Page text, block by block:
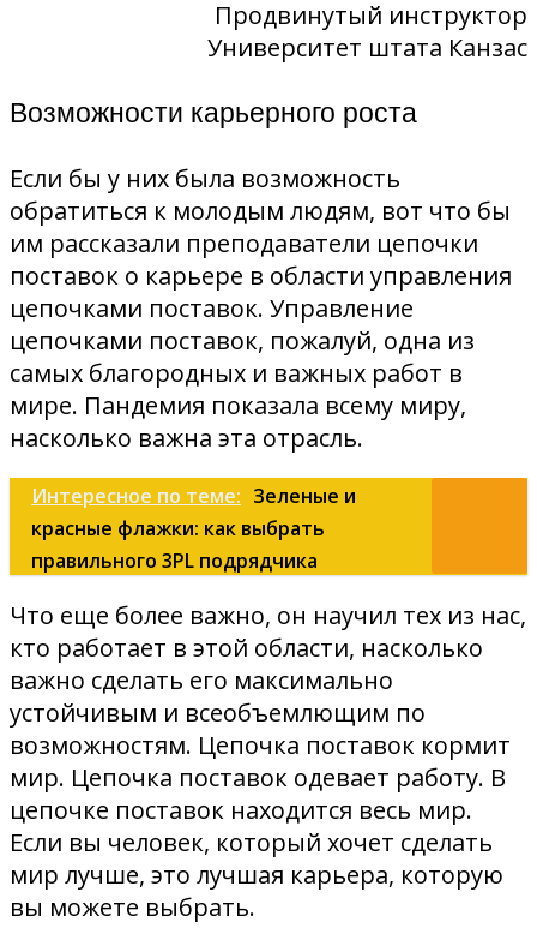
Продвинутый инструктор
Университет штата Канзас
Возможности карьерного роста
Если бы у них была возможность
обратиться к молодым людям, вот что бы
им рассказали преподаватели цепочки
поставок о карьере в области управления
цепочками поставок. Управление
цепочками поставок, пожалуй, одна из
самых благородных и важных работ в
мире. Пандемия показала всему миру,
насколько важна эта отрасль.
Интересное по теме: Зеленые и
красные флажки: как выбрать
правильного 3PL подрядчика
Что еще более важно, он научил тех из нас,
кто работает в этой области, насколько
важно сделать его максимально
устойчивым и всеобъемлющим по
возможностям. Цепочка поставок кормит
мир. Цепочка поставок одевает работу. В
цепочке поставок находится весь мир.
Если вы человек, который хочет сделать
мир лучше, это лучшая карьера, которую
вы можете выбрать.